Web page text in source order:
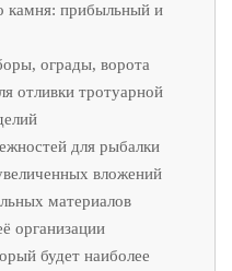
камня: прибыльный и
ограды, ворота
отливки тротуарной
для рыбалки
вложений
материалов
организации
будет наиболее